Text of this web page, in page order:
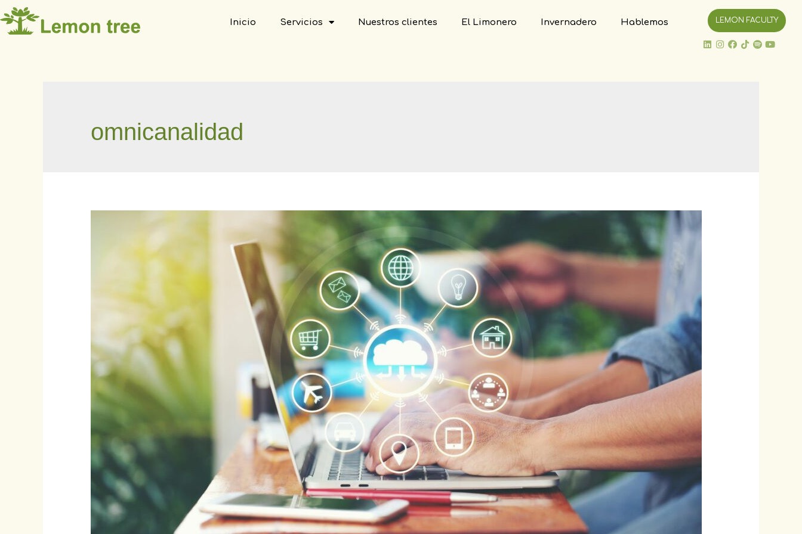
Inicio Servicios Nuestros clientes El Limonero Invernadero Hablemos LEMON FACULTY
omnicanalidad